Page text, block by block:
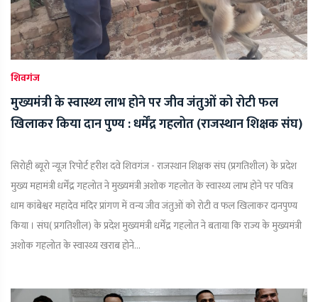
शिवगंज
मुख्यमंत्री के स्वास्थ्य लाभ होने पर जीव जंतुओं को रोटी फल
खिलाकर किया दान पुण्य : धर्मेंद्र गहलोत (राजस्थान शिक्षक संघ)
सिरोही ब्यूरो न्यूज़ रिपोर्ट हरीश दवे शिवगंज - राजस्थान शिक्षक संघ (प्रगतिशील) के प्रदेश
मुख्य महामंत्री धर्मेंद्र गहलोत ने मुख्यमंत्री अशोक गहलोत के स्वास्थ्य लाभ होने पर पवित्र
धाम कांबेश्वर महादेव मंदिर प्रांगण में वन्य जीव जंतुओं को रोटी व फल खिलाकर दानपुण्य
किया । संघ( प्रगतिशील) के प्रदेश मुख्यमंत्री धर्मेंद्र गहलोत ने बताया कि राज्य के मुख्यमंत्री
अशोक गहलोत के स्वास्थ्य खराब होने...